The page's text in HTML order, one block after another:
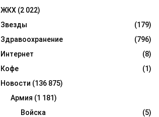
ЖКХ (2 022)
Звезды
(179)
Здравоохранение
(796)
Интернет
(8)
Кофе
(1)
Новости (136 875)
Армия (1 181)
Войска
(5)